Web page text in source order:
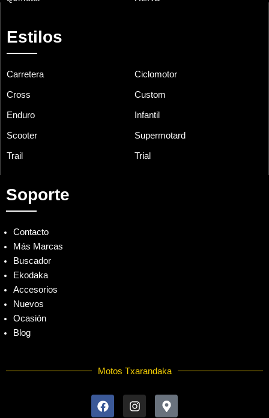
Estilos
Carretera Ciclomotor
Cross Custom
Enduro Infantil
Scooter Supermotard
Trail Trial
Soporte
Contacto
Más Marcas
Buscador
Ekodaka
Accesorios
Nuevos
Ocasión
Blog
Motos Txarandaka
a
c
n
s
a
p